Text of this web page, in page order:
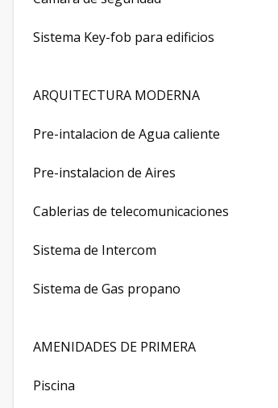
Sistema Key-fob para edificios
ARQUITECTURA MODERNA
Pre-intalacion de Agua caliente
Pre-instalacion de Aires
Cablerias de telecomunicaciones
Sistema de Intercom
Sistema de Gas propano
AMENIDADES DE PRIMERA
Piscina